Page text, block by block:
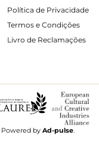
Política de Privacidade
Termos e Condições
Livro de Reclamações
Powered by Ad-pulse.